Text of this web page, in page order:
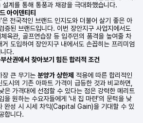
계를 통해 통풍과 채광을 극대화했습니다.
아이덴티티
전국적인 브랜드 인지도와 더불어 살기 좋은 아
증된 브랜드입니다. 이번 장안지구 사업지에서도
육관, 골프연습장 등 입주민의 품격을 높여줄 차
도입하여 장안지구 내에서도 손꼽히는 프리미엄
다.
산권에서 찾아보기 힘든 합리적 조건
장 큰 무기는 분양가 상한제 적용에 따른 합리적인
시의 기존 아파트 가격이 급등한 것과 비교하면,
은 가격대에 선점할 수 있다는 점은 강력한 메리트
을 원하는 수요자들에게 '내 집 마련'의 문턱을 낮
완성 시 시세 차익(Capital Gain)을 기대할 수 있
합니다.